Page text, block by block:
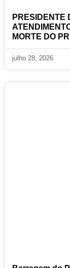
PRESIDENTE
MORTE DO
julho 28, 2026